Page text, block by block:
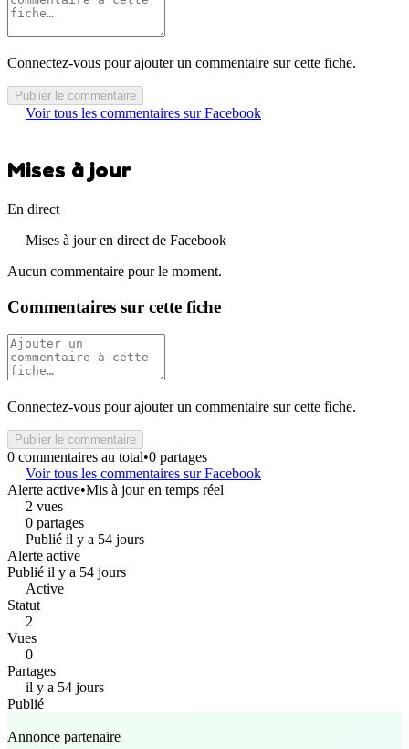
Connectez-vous pour ajouter un commentaire sur cette fiche.
Publier le commentaire
Voir tous les commentaires sur Facebook
Mises à jour
En direct
Mises à jour en direct de Facebook
Aucun commentaire pour le moment.
Commentaires sur cette fiche
Connectez-vous pour ajouter un commentaire sur cette fiche.
Publier le commentaire
0 commentaires au total•0 partages
Voir tous les commentaires sur Facebook
Alerte active•Mis à jour en temps réel
2 vues
0 partages
Publié il y a 54 jours
Alerte active
Publié il y a 54 jours
Active
Statut
2
Vues
0
Partages
il y a 54 jours
Publié
Annonce partenaire